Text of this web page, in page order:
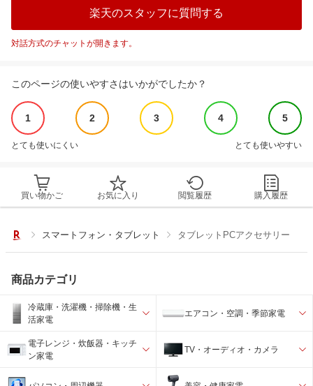
楽天のスタッフに質問する
対話方式のチャットが開きます。
このページの使いやすさはいかがでしたか？
1 2 3 4 5
とても使いにくい とても使いやすい
買い物かご お気に入り 閲覧履歴 購入履歴
スマートフォン・タブレット タブレットPCアクセサリー
商品カテゴリ
冷蔵庫・洗濯機・掃除機・生
活家電
エアコン・空調・季節家電
電子レンジ・炊飯器・キッチ
ン家電
TV・オーディオ・カメラ